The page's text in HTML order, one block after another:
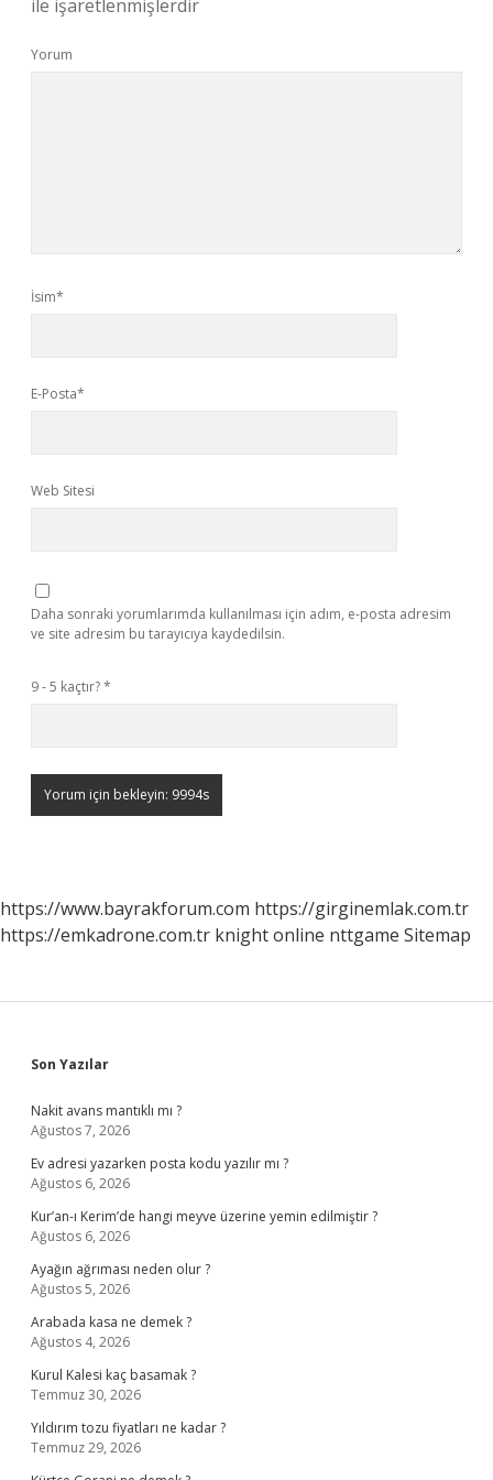
ile işaretlenmişlerdir
Yorum
İsim*
E-Posta*
Web Sitesi
Daha sonraki yorumlarımda kullanılması için adım, e-posta adresim
ve site adresim bu tarayıcıya kaydedilsin.
9 - 5 kaçtır?*
https://www.bayrakforum.com https://girginemlak.com.tr
https://emkadrone.com.tr knight online nttgame Sitemap
Sidebar
Son Yazılar
Nakit avans mantıklı mı ?
Ağustos 7, 2026
Ev adresi yazarken posta kodu yazılır mı ?
Ağustos 6, 2026
Kur’an-ı Kerim’de hangi meyve üzerine yemin edilmiştir ?
Ağustos 6, 2026
Ayağın ağrıması neden olur ?
Ağustos 5, 2026
Arabada kasa ne demek ?
Ağustos 4, 2026
Kurul Kalesi kaç basamak ?
Temmuz 30, 2026
Yıldırım tozu fiyatları ne kadar ?
Temmuz 29, 2026